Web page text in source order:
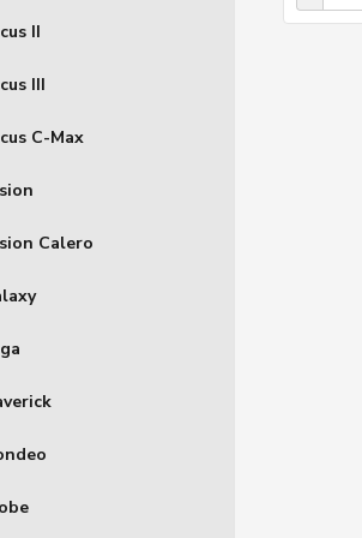
II
III
C-Max
Calero